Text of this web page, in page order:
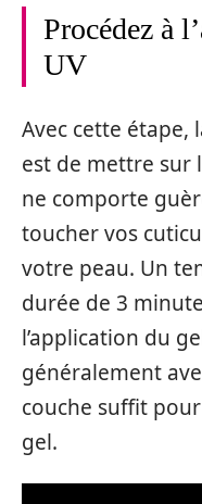
Procédez à
UV
Avec cette étape,
est de mettre sur
ne comporte
toucher vos
votre peau. Un
durée de 3
l’application du
généralement
couche suffit
gel.